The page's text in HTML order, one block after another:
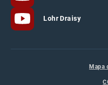
Lohr Draisy
Mapa